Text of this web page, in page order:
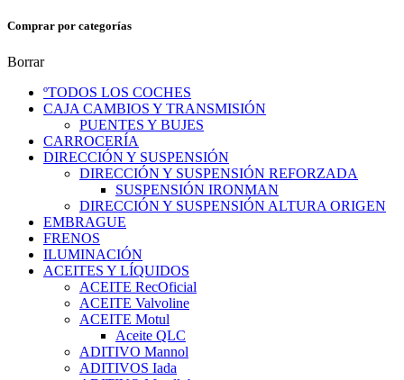
Comprar por categorías
Borrar
ºTODOS LOS COCHES
CAJA CAMBIOS Y TRANSMISIÓN
PUENTES Y BUJES
CARROCERÍA
DIRECCIÓN Y SUSPENSIÓN
DIRECCIÓN Y SUSPENSIÓN REFORZADA
SUSPENSIÓN IRONMAN
DIRECCIÓN Y SUSPENSIÓN ALTURA ORIGEN
EMBRAGUE
FRENOS
ILUMINACIÓN
ACEITES Y LÍQUIDOS
ACEITE RecOficial
ACEITE Valvoline
ACEITE Motul
Aceite QLC
ADITIVO Mannol
ADITIVOS Iada